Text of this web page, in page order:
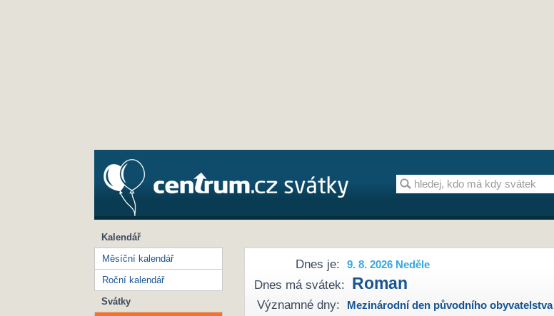
Dnes je: 9. 8. 2026 Neděle
Dnes má svátek: Roman
Významné dny: Mezinárodní den původního obyvatelstva
Kalendář
Měsíční kalendář
Roční kalendář
Svátky